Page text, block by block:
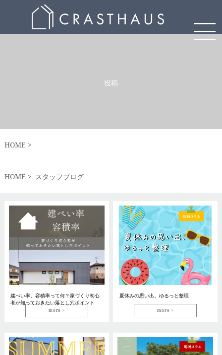
投稿
HOME
HOME スタッフブログ
建ぺい率、容積率って何？家づくり初心
者が知っておきたい落とし穴ポイント
more
夏休みの思い出、ゆるっと整理
more